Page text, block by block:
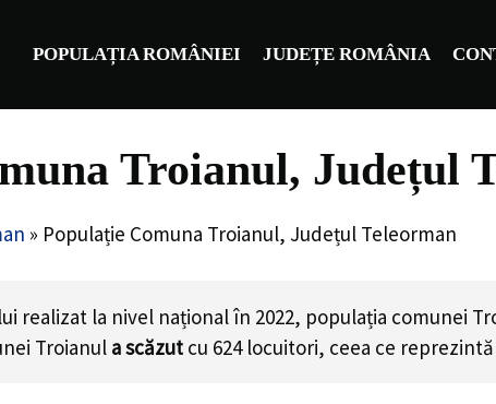
POPULAȚIA ROMÂNIEI JUDEȚE ROMÂNIA
Troianul, Județul
» Populație Comuna Troianul, Județul Teleorman
realizat la nivel național în 2022, populația comunei
Troianul a scăzut cu 624locuitori, ceea ce reprezintă